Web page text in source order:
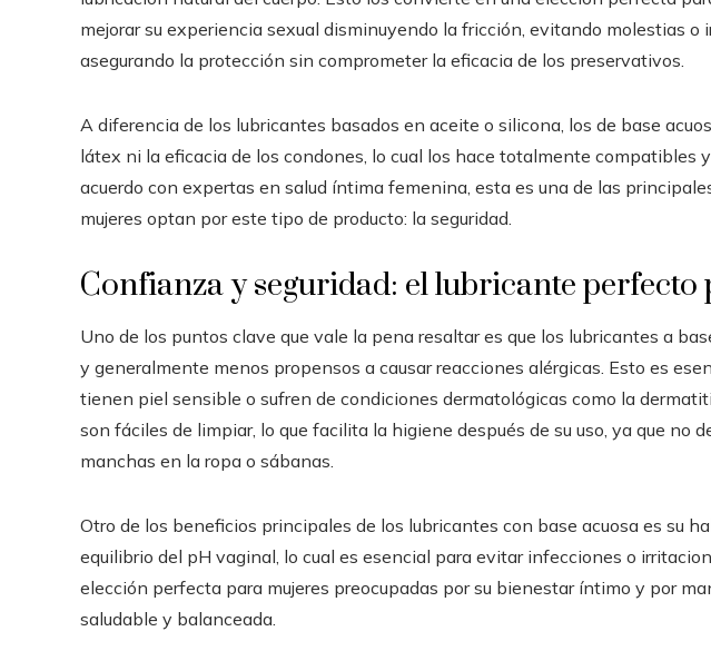
mejorar su experiencia sexual disminuyendo la fricción, evitando molestias o
asegurando la protección sin comprometer la eficacia de los preservativos.
A diferencia de los lubricantes basados en aceite o silicona, los de base
látex ni la eficacia de los condones, lo cual los hace totalmente compatibles y
acuerdo con expertas en salud íntima femenina, esta es una de las
mujeres optan por este tipo de producto: la seguridad.
Confianza y seguridad: el lubricante perfecto
Uno de los puntos clave que vale la pena resaltar es que los lubricantes a
y generalmente menos propensos a causar reacciones alérgicas. Esto es
tienen piel sensible o sufren de condiciones dermatológicas como la
son fáciles de limpiar, lo que facilita la higiene después de su uso, ya que no
manchas en la ropa o sábanas.
Otro de los beneficios principales de los lubricantes con base acuosa es su
equilibrio del pH vaginal, lo cual es esencial para evitar infecciones o
elección perfecta para mujeres preocupadas por su bienestar íntimo y por
saludable y balanceada.